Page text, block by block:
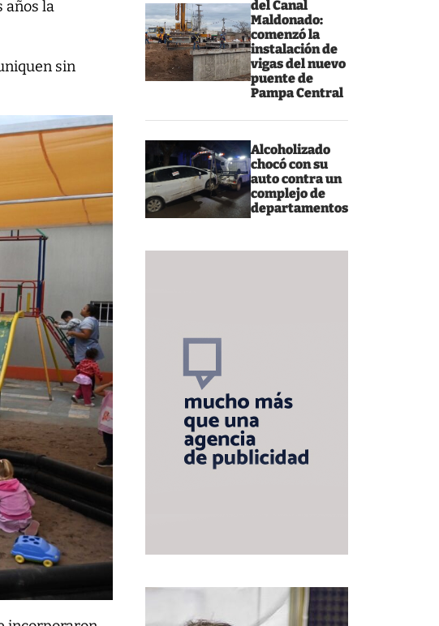
del Canal
Maldonado:
comenzó la
instalación de
vigas del nuevo
puente de
Pampa Central
Alcoholizado
chocó con su
auto contra un
complejo de
departamentos
años la
sin